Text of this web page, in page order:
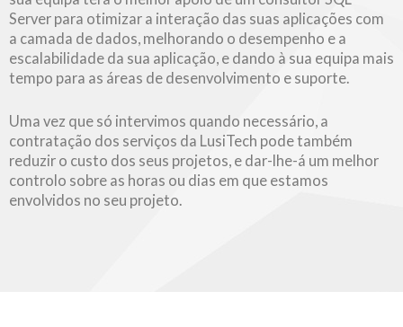
Server para otimizar a interação das suas aplicações com
a camada de dados, melhorando o desempenho e a
escalabilidade da sua aplicação, e dando à sua equipa mais
tempo para as áreas de desenvolvimento e suporte.
Uma vez que só intervimos quando necessário, a
contratação dos serviços da LusiTech pode também
reduzir o custo dos seus projetos, e dar-lhe-á um melhor
controlo sobre as horas ou dias em que estamos
envolvidos no seu projeto.